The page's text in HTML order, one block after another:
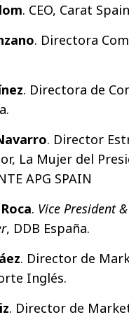
. CEO, Carat
. Directora
. Directora de
. Director
La Mujer del
APG SPAIN
. Vice President
, DDB España.
. Director de
Inglés.
. Director de